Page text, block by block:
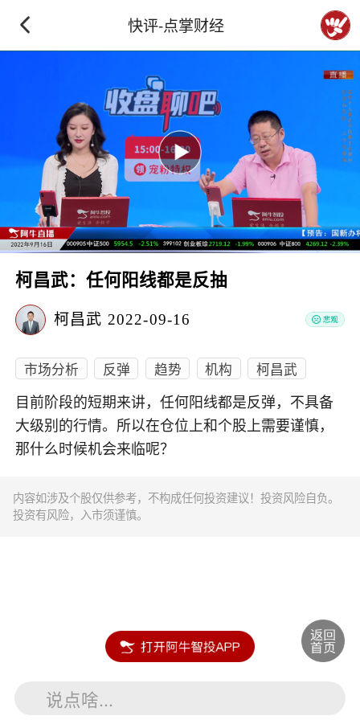
快评-点掌财经
柯昌武：任何阳线都是反抽
柯昌武 2022-09-16
市场分析 反弹 趋势 机构 柯昌武
目前阶段的短期来讲，任何阳线都是反弹，不具备
大级别的行情。所以在仓位上和个股上需要谨慎，
那什么时候机会来临呢？
内容如涉及个股仅供参考，不构成任何投资建议！投资风险自负。
投资有风险，入市须谨慎。
说点啥...